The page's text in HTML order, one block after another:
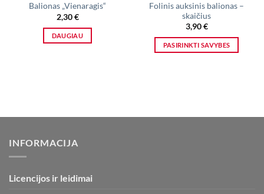
Balionas „Vienaragis“
2,30€
DAUGIAU
Folinis auksinis balionas –
skaičius
3,90€
PASIRINKTI SAVYBES
The
INFORMACIJA
Licencijos ir leidimai